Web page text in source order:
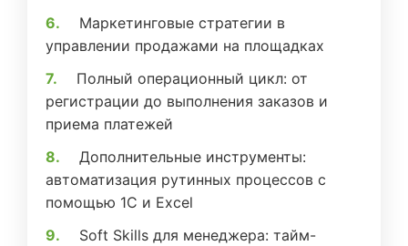
Маркетинговые стратегии в
управлении продажами на площадках
Полный операционный цикл: от
регистрации до выполнения заказов и
приема платежей
Дополнительные инструменты:
автоматизация рутинных процессов с
помощью 1С и Excel
Soft Skills для менеджера: тайм-